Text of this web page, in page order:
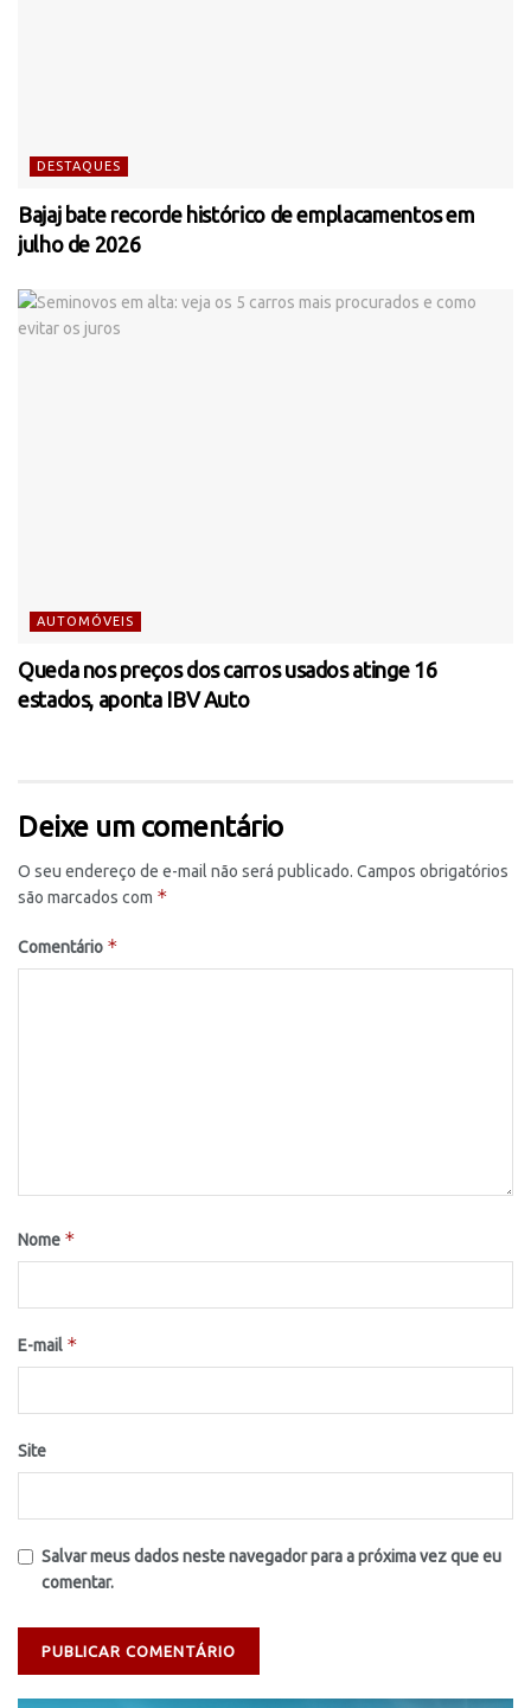
DESTAQUES
Bajaj bate recorde histórico de emplacamentos em
julho de 2026
AUTOMÓVEIS
Queda nos preços dos carros usados atinge 16
estados, aponta IBV Auto
Deixe um comentário
O seu endereço de e-mail não será publicado. Campos obrigatórios
são marcados com *
Comentário *
Nome *
E-mail *
Site
Salvar meus dados neste navegador para a próxima vez que eu
comentar.